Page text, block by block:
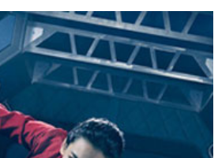
нового шоу будет Уэнсдэй